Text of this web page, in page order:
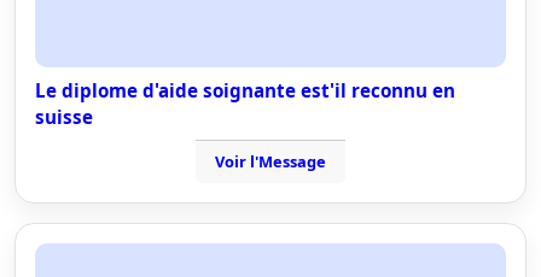
Le diplome d'aide soignante est'il reconnu en
suisse
Voir l'Message